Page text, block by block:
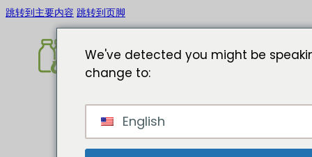
跳转到主要内容 跳转到页脚
Hakkında
Cam
We've detected you might be
change to:
English